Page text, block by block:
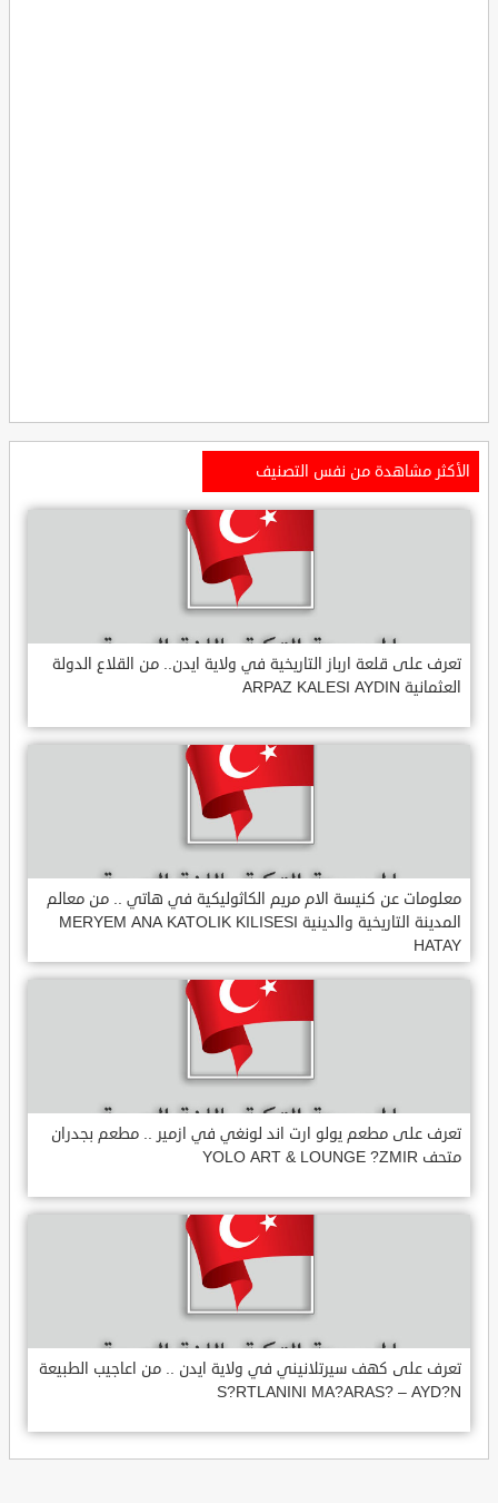
الأكثر مشاهدة من نفس التصنيف
تعرف على قلعة ارباز التاريخية في ولاية ايدن.. من القلاع الدولة
العثمانية ARPAZ KALESI AYDIN
معلومات عن كنيسة الام مريم الكاثوليكية في هاتي .. من معالم
المدينة التاريخية والدينية MERYEM ANA KATOLIK KILISESI
HATAY
تعرف على مطعم يولو ارت اند لونغي في ازمير .. مطعم بجدران
متحف YOLO ART & LOUNGE ?ZMIR
تعرف على كهف سيرتلانيني في ولاية ايدن .. من اعاجيب الطبيعة
S?RTLANINI MA?ARAS? – AYD?N